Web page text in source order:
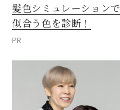
髪色シミュレーションで
似合う色を診断！
PR